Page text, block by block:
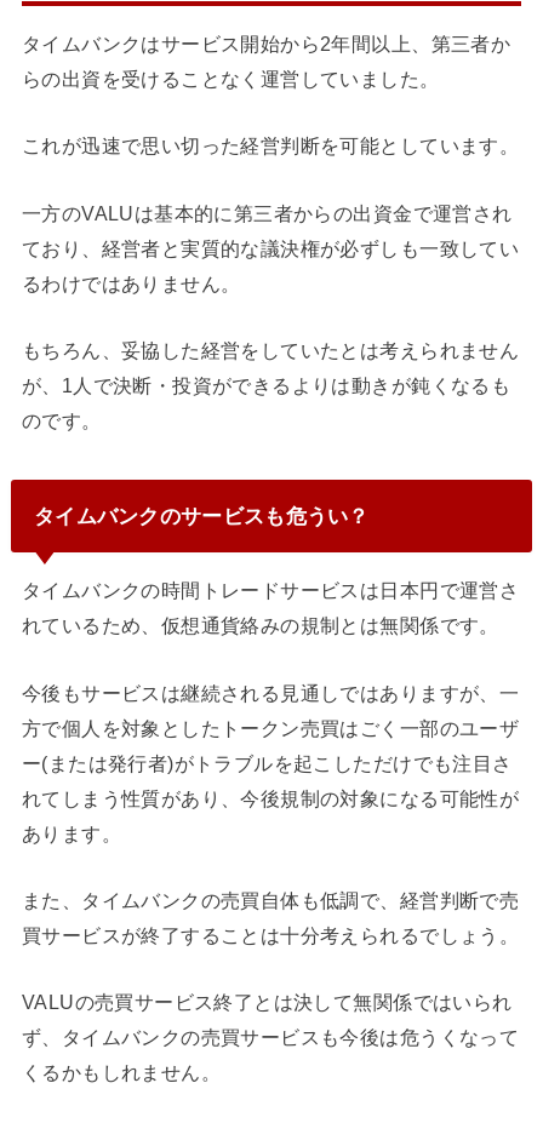
タイムバンクはサービス開始から2年間以上、第三者か
らの出資を受けることなく運営していました。
これが迅速で思い切った経営判断を可能としています。
一方のVALUは基本的に第三者からの出資金で運営され
ており、経営者と実質的な議決権が必ずしも一致してい
るわけではありません。
もちろん、妥協した経営をしていたとは考えられません
が、1人で決断・投資ができるよりは動きが鈍くなるも
のです。
タイムバンクのサービスも危うい？
タイムバンクの時間トレードサービスは日本円で運営さ
れているため、仮想通貨絡みの規制とは無関係です。
今後もサービスは継続される見通しではありますが、一
方で個人を対象としたトークン売買はごく一部のユーザ
ー(または発行者)がトラブルを起こしただけでも注目さ
れてしまう性質があり、今後規制の対象になる可能性が
あります。
また、タイムバンクの売買自体も低調で、経営判断で売
買サービスが終了することは十分考えられるでしょう。
VALUの売買サービス終了とは決して無関係ではいられ
ず、タイムバンクの売買サービスも今後は危うくなって
くるかもしれません。